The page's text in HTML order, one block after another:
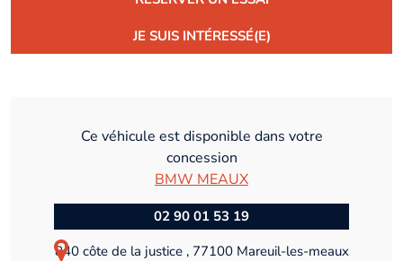
JE SUIS INTÉRESSÉ(E)
Ce véhicule est disponible dans votre
concession
BMW MEAUX
02 90 01 53 19
840 côte de la justice , 77100 Mareuil-les-meaux